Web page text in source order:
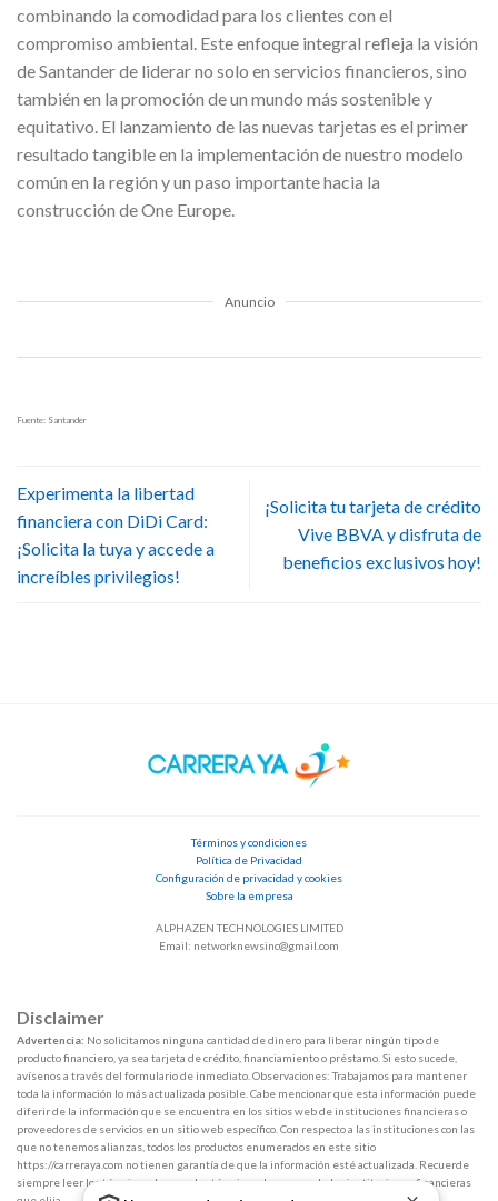
combinando la comodidad para los clientes con el
compromiso ambiental. Este enfoque integral refleja la visión
de Santander de liderar no solo en servicios financieros, sino
también en la promoción de un mundo más sostenible y
equitativo. El lanzamiento de las nuevas tarjetas es el primer
resultado tangible en la implementación de nuestro modelo
común en la región y un paso importante hacia la
construcción de One Europe.
Anuncio
Fuente: Santander
Experimenta la libertad
financiera con DiDi Card:
¡Solicita la tuya y accede a
increíbles privilegios!
¡Solicita tu tarjeta de crédito
Vive BBVA y disfruta de
beneficios exclusivos hoy!
Términos y condiciones
Política de Privacidad
Configuración de privacidad y cookies
Sobre la empresa
ALPHAZEN TECHNOLOGIES LIMITED
Email: networknewsinc@gmail.com
Disclaimer
Advertencia: No solicitamos ninguna cantidad de dinero para liberar ningún tipo de
producto financiero, ya sea tarjeta de crédito, financiamiento o préstamo. Si esto sucede,
avísenos a través del formulario de inmediato. Observaciones: Trabajamos para mantener
toda la información lo más actualizada posible. Cabe mencionar que esta información puede
diferir de la información que se encuentra en los sitios web de instituciones financieras o
proveedores de servicios en un sitio web específico. Con respecto a las instituciones con las
que no tenemos alianzas, todos los productos enumerados en este sitio
https://carreraya.com no tienen garantía de que la información esté actualizada. Recuerde
siempre leer los términos de uso y los términos de compra de las instituciones financieras